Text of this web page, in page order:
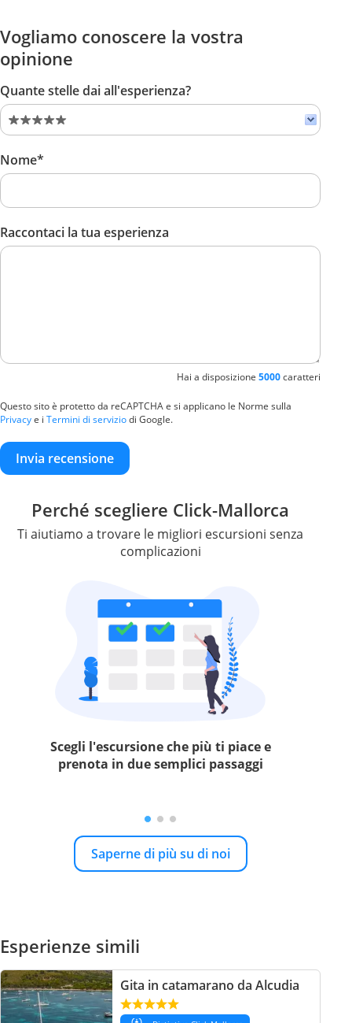
Vogliamo conoscere la vostra
opinione
Quante stelle dai all'esperienza?
Nome*
Raccontaci la tua esperienza
Hai a disposizione 5000caratteri
Questo sito è protetto da reCAPTCHA e si applicano le Norme sulla
Privacye i Termini di serviziodi Google.
Invia recensione
Perché scegliere Click-Mallorca
Ti aiutiamo a trovare le migliori escursioni senza
complicazioni
Scegli l'escursione che più ti piace e
prenota in due semplici passaggi
Saperne di più su di noi
Esperienze simili
Gita in catamarano da Alcudia